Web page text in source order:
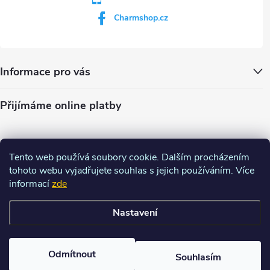
Tento web používá soubory cookie. Dalším procházením
tohoto webu vyjadřujete souhlas s jejich používáním. Více
informacízde
Nastavení
Odmítnout Souhlasím
Charmshop.cz
Informace pro vás
Přijímáme online platby
nastavení cookies